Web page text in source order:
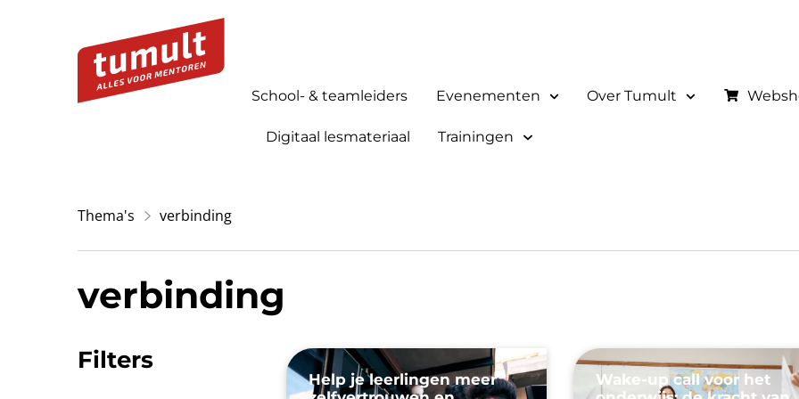
School- & teamleiders Evenementen Over Tumult
Digitaal lesmateriaal Trainingen
Thema's verbinding
verbinding
Filters
Help je leerlingen meer
Wake-up call voor het